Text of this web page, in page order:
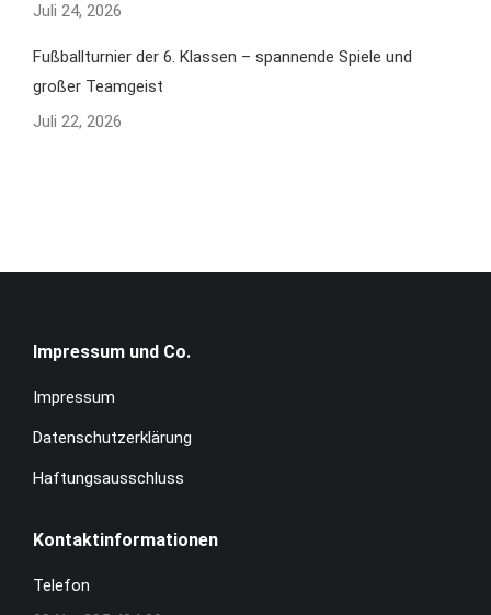
Juli 24, 2026
Fußballturnier der 6. Klassen – spannende Spiele und
großer Teamgeist
Juli 22, 2026
Impressum und Co.
Impressum
Datenschutzerklärung
Haftungsausschluss
Kontaktinformationen
Telefon